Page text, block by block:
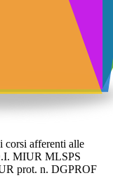
corsi afferenti alle
MIUR MLSPS
prot. n. DGPROF